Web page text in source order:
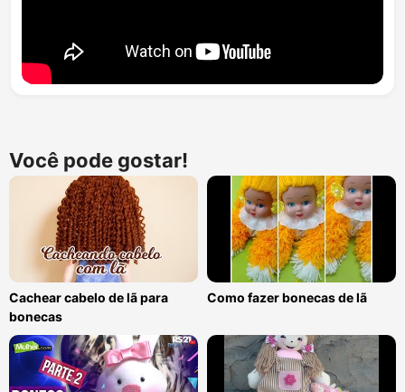
Você pode gostar!
Cachear cabelo de lã para
bonecas
Como fazer bonecas de lã